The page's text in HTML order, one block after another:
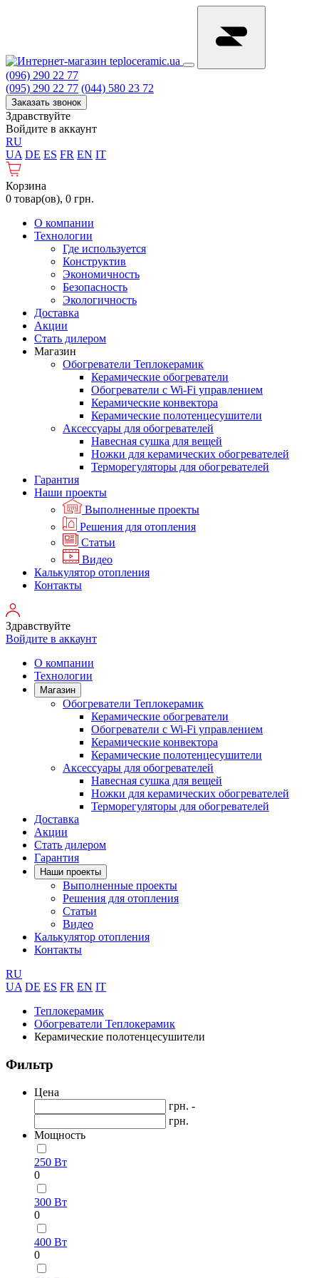
(096) 290 22 77
(095) 290 22 77 (044) 580 23 72
Заказать звонок
Здравствуйте
Войдите в аккаунт
RU
UA DE ES FR EN IT
Корзина
0 товар(ов), 0 грн.
О компании
Технологии
Где используется
Конструктив
Экономичность
Безопасность
Экологичность
Доставка
Акции
Стать дилером
Магазин
Обогреватели Теплокерамик
Керамические обогреватели
Обогреватели с Wi-Fi управлением
Керамические конвектора
Керамические полотенцесушители
Аксессуары для обогревателей
Навесная сушка для вещей
Ножки для керамических обогревателей
Терморегуляторы для обогревателей
Гарантия
Наши проекты
Выполненные проекты
Решения для отопления
Статьи
Видео
Калькулятор отопления
Контакты
Здравствуйте
Войдите в аккаунт
О компании
Технологии
Магазин
Обогреватели Теплокерамик
Керамические обогреватели
Обогреватели с Wi-Fi управлением
Керамические конвектора
Керамические полотенцесушители
Аксессуары для обогревателей
Навесная сушка для вещей
Ножки для керамических обогревателей
Терморегуляторы для обогревателей
Доставка
Акции
Стать дилером
Гарантия
Наши проекты
Выполненные проекты
Решения для отопления
Статьи
Видео
Калькулятор отопления
Контакты
RU
UA DE ES FR EN IT
Теплокерамик
Обогреватели Теплокерамик
Керамические полотенцесушители
Фильтр
Цена
грн. -
грн.
Мощность
250 Вт
0
300 Вт
0
400 Вт
0